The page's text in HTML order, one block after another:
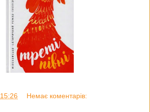
15:26 Немає коментарів: